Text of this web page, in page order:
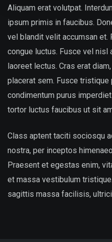
Aliquam erat volutpat.
ipsum primis in faucibus.
vel blandit velit accumsan et.
congue luctus. Fusce vel nisl
laoreet lectus. Cras erat
placerat sem. Fusce tristique
condimentum purus
tortor luctus faucibus ut sit
Class aptent taciti sociosqu
nostra, per inceptos
Praesent et egestas enim,
et massa vestibulum
sagittis massa facilisis,